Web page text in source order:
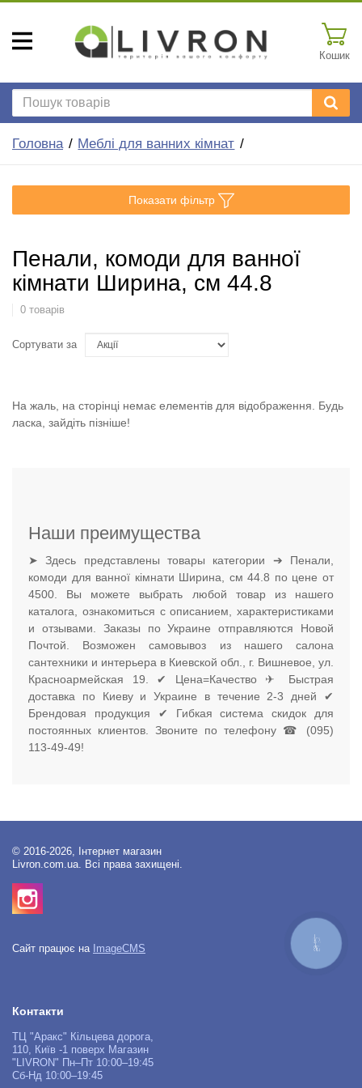
Кошик
Головна Меблі для ванних кімнат
Показати фільтр
Пенали, комоди для ванної
кімнати Ширина, см 44.8
0 товарів
Сортувати за
На жаль, на сторінці немає елементів для відображення. Будь
ласка, зайдіть пізніше!
Наши преимущества
➤ Здесь представлены товары категории ➔ Пенали,
комоди для ванної кімнати Ширина, см 44.8 по цене от
4500. Вы можете выбрать любой товар из нашего
каталога, ознакомиться с описанием, характеристиками
и отзывами. Заказы по Украине отправляются Новой
Почтой. Возможен самовывоз из нашего салона
сантехники и интерьера в Киевской обл., г. Вишневое, ул.
Красноармейская 19. ✔ Цена=Качество ✈ Быстрая
доставка по Киеву и Украине в течение 2-3 дней ✔
Брендовая продукция ✔ Гибкая система скидок для
постоянных клиентов. Звоните по телефону ☎ (095)
113-49-49!
© 2016-2026, Інтернет магазин
Livron.com.ua. Всі права захищені.
Сайт працює на ImageCMS
Контакти
ТЦ "Аракс" Кільцева дорога,
110, Київ -1 поверх Магазин
"LIVRON" Пн–Пт 10:00–19:45
Сб-Нд 10:00–19:45
КНОПКА
ЗВ'ЯЗКУ